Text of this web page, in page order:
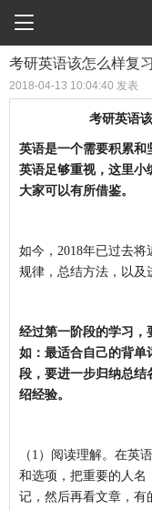

考研英语该怎么样复
2018-04-13 10:04:40 发表
考研英语
英语是一个需要积累和
英语足够重视，这里小
大家可以有所借鉴。
如今，2018年已过去
规律，总结方法，以及
经过第一阶段的学习，
如：最适合自己的背单
段，要进一步归纳总结
绍经验。
（1）阅读理解。 在英
和选项，把重要的人名
记，然后再看文章，有